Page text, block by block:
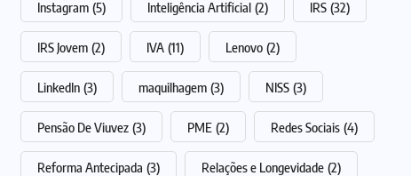
Instagram (5) Inteligência Artificial (2) IRS (32)
IRS Jovem (2) IVA (11) Lenovo (2)
LinkedIn (3) maquilhagem (3) NISS (3)
Pensão De Viuvez (3) PME (2) Redes Sociais (4)
Reforma Antecipada (3) Relações e Longevidade (2)